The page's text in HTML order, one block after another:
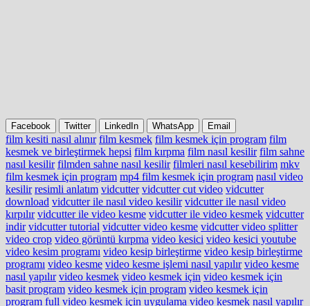
Facebook Twitter LinkedIn WhatsApp Email
film kesiti nasıl alınır film kesmek film kesmek için program film
kesmek ve birleştirmek hepsi film kırpma film nasıl kesilir film sahne
nasıl kesilir filmden sahne nasıl kesilir filmleri nasıl kesebilirim mkv
film kesmek için program mp4 film kesmek için program nasıl video
kesilir resimli anlatım vidcutter vidcutter cut video vidcutter
download vidcutter ile nasıl video kesilir vidcutter ile nasıl video
kırpılır vidcutter ile video kesme vidcutter ile video kesmek vidcutter
indir vidcutter tutorial vidcutter video kesme vidcutter video splitter
video crop video görüntü kırpma video kesici video kesici youtube
video kesim programı video kesip birleştirme video kesip birleştirme
programı video kesme video kesme işlemi nasıl yapılır video kesme
nasıl yapılır video kesmek video kesmek için video kesmek için
basit program video kesmek için program video kesmek için
program full video kesmek için uygulama video kesmek nasıl yapılır